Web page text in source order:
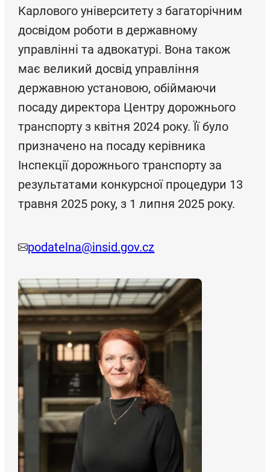
Карлового університету з багаторічним
досвідом роботи в державному
управлінні та адвокатурі. Вона також
має великий досвід управління
державною установою, обіймаючи
посаду директора Центру дорожнього
транспорту з квітня 2024 року. Її було
призначено на посаду керівника
Інспекції дорожнього транспорту за
результатами конкурсної процедури 13
травня 2025 року, з 1 липня 2025 року.
podatelna@insid.gov.cz